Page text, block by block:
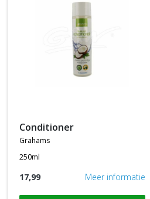
conditioner
grahams
250ml
17,99 Meer informatie